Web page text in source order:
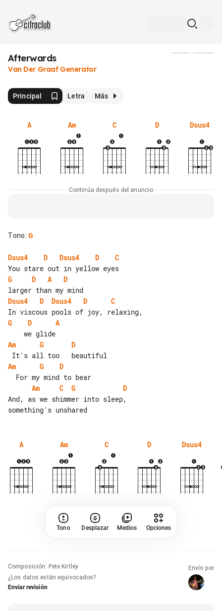
Afterwards
Van Der Graaf Generator
Principal Letra Más
A Am C D Dsus4
Continúa después del anuncio
Tono: G
Dsus4 D Dsus4 D
C
G
D A
D
Dsus4
D Dsus4 D
C
G
D
A
Am
G
D
Am
G
D
Am
C G
D
And, as we shimmer into sleep,
A Am C D Dsus4
Tono Desplazar Medios Opciones
Composición: Pete Kirtley
¿Los datos están equivocados?
Enviar revisión
Envío por